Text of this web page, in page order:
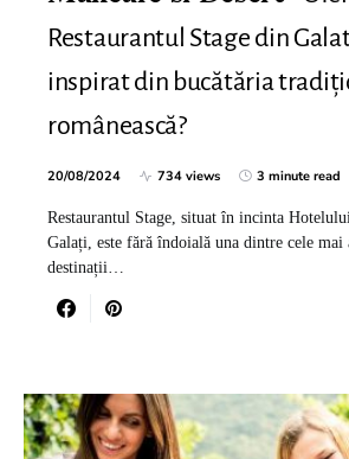
Restaurantul Stage din
inspirat din bucătăria
românească?
20/08/2024 734 views 3 minute read
Restaurantul Stage, situat în incinta
Galați, este fără îndoială una dintre cele mai
destinații…